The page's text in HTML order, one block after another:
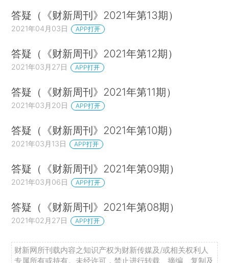
答疑（《财新周刊》2021年第13期）
2021年04月03日 APP打开
答疑（《财新周刊》2021年第12期）
2021年03月27日 APP打开
答疑（《财新周刊》2021年第11期）
2021年03月20日 APP打开
答疑（《财新周刊》2021年第10期）
2021年03月13日 APP打开
答疑（《财新周刊》2021年第09期）
2021年03月06日 APP打开
答疑（《财新周刊》2021年第08期）
2021年02月27日 APP打开
财新网所刊载内容之知识产权为财新传媒及/或相关权利人
专属所有或持有。未经许可，禁止进行转载、摘编、复制及